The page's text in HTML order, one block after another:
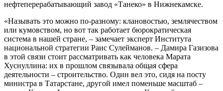
нефтеперерабатывающий завод «Танеко» в Нижнекамске.
«Называть это можно по-разному: клановостью, землячеством
или кумовством, но вот так работает бюрократическая
система в нашей стране, – замечает эксперт Института
национальной стратегии Раис Сулейманов. – Дамира Газизова
в этой связи стоит рассматривать как человека Марата
Хуснуллина: их в прошлом связывала общая сфера
деятельности – строительство. Один вел это, сидя на посту
министра в Татарстане, другой имел поменьше масштаб –